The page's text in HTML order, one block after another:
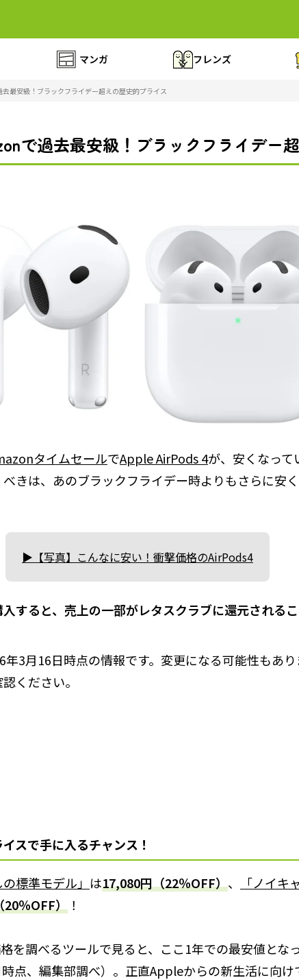
マンガ フレンズ
最安級！ブラックフライデー超えの歴史的プライス
で過去最安級！ブラックフライデー
タイムセールでApple AirPods 4が、安くなって
きは、あのブラックフライデー時よりもさらに安
▶【写真】こんなに安い！衝撃価格のAirPods4
すると、売上の一部がレタスクラブに還元される
3月16日時点の情報です。変更になる可能性もあ
ください。
スで手に入るチャンス！
標準モデル」 は17,080円（22％OFF）、
「ノイキ
％OFF） ！
を調べるツールで見ると、ここ1年での最安値とな
時点、編集部調べ）。正直Appleからの新生活に向